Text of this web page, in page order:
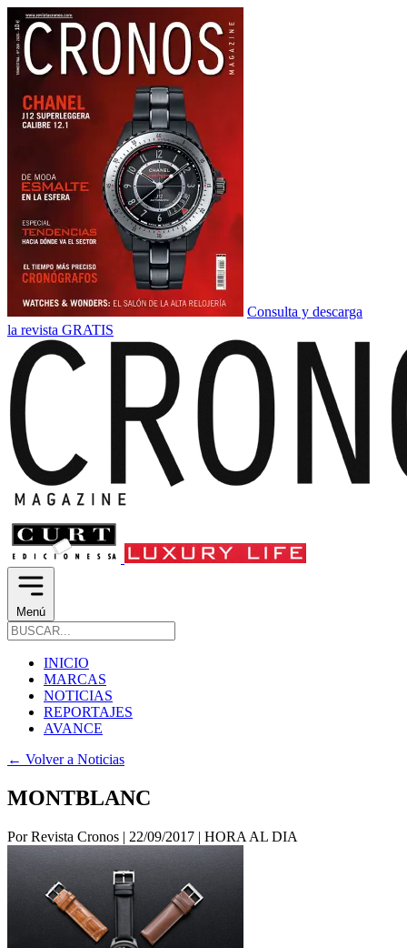
Consulta y descarga
la revista GRATIS
Menú
INICIO
MARCAS
NOTICIAS
REPORTAJES
AVANCE
← Volver a Noticias
MONTBLANC
Por Revista Cronos | 22/09/2017 | HORA AL DIA